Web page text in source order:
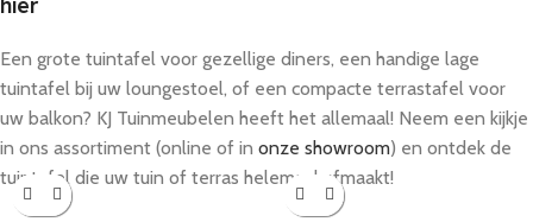
Een grote tuintafel voor gezellige diners, een handige lage
tuintafel bij uw loungestoel, of een compacte terrastafel voor
uw balkon? KJ Tuinmeubelen heeft het allemaal! Neem een kijkje
in ons assortiment (online of in onze showroom) en ontdek de
tuintafel die uw tuin of terras helemaal afmaakt!